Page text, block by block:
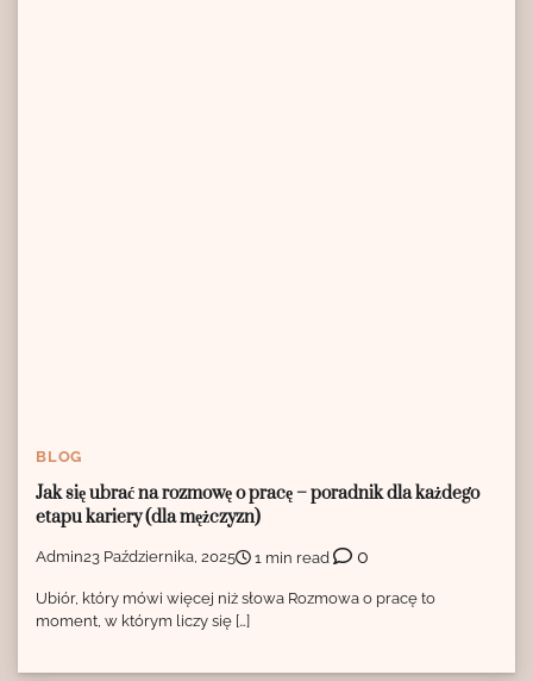
BLOG
Jak się ubrać na rozmowę o pracę – poradnik dla każdego
etapu kariery (dla mężczyzn)
Admin23 Października, 2025 1 min read 0
Ubiór, który mówi więcej niż słowa Rozmowa o pracę to
moment, w którym liczy się […]